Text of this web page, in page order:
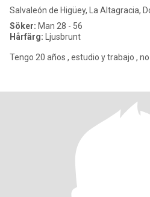
Salvaleón de Higüey, La Altagracia,
Söker: Man 28 - 56
Hårfärg: Ljusbrunt
Tengo 20 años , estudio y trabajo ,